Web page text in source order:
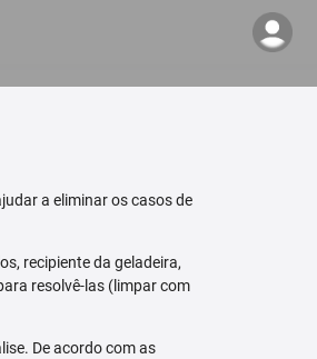
a eliminar os casos de
recipiente da geladeira,
resolvê-las (limpar com
De acordo com as